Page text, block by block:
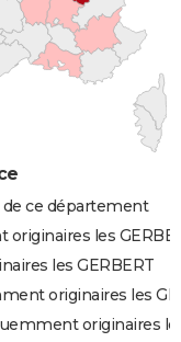
de ce département
les
les GERBERT
originaires les
originaires